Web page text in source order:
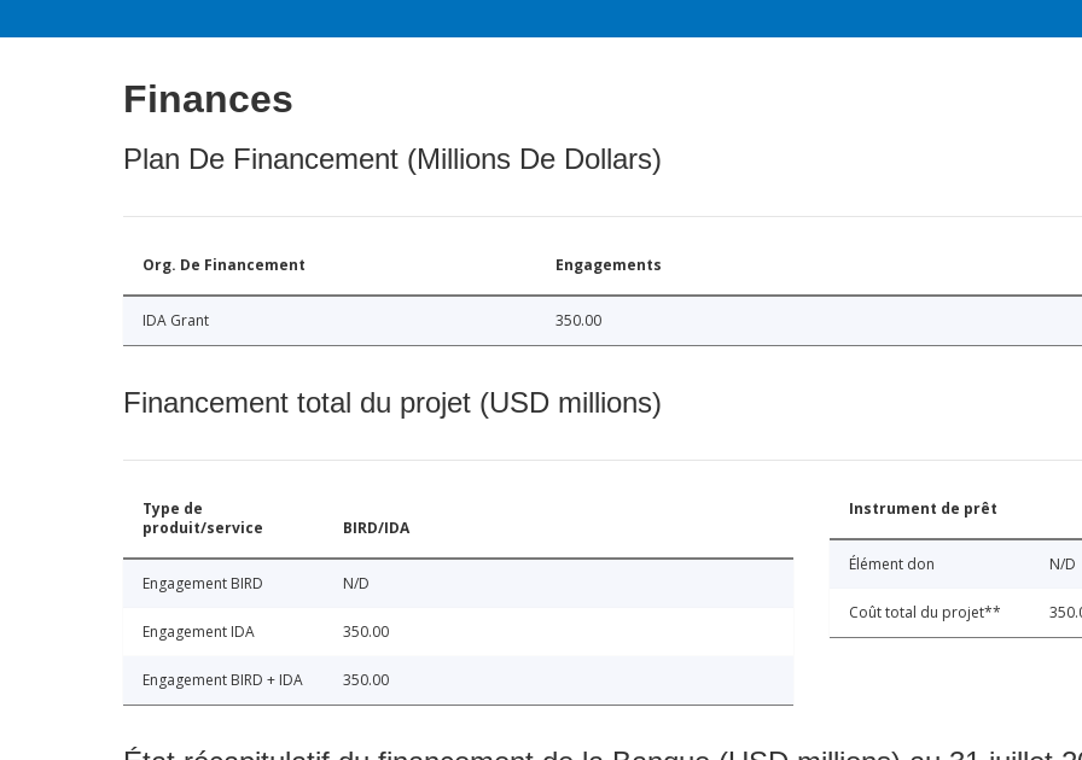
Finances
Plan De Financement (Millions De Dollars)
Org. De Financement Engagements
IDA Grant 350.00
Financement total du projet (USD millions)
Type de
produit/service
BIRD/IDA
Engagement BIRD N/D
Engagement IDA 350.00
Engagement BIRD + IDA 350.00
Instrument de prêt
Élément don N/D
Coût total du projet**